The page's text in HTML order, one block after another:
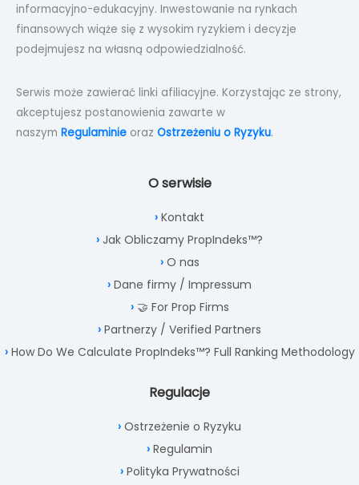
informacyjno-edukacyjny. Inwestowanie na rynkach
finansowych wiąże się z wysokim ryzykiem i decyzje
podejmujesz na własną odpowiedzialność.
Serwis może zawierać linki afiliacyjne. Korzystając ze strony,
akceptujesz postanowienia zawarte w
naszym Regulaminie oraz Ostrzeżeniu o Ryzyku.
O serwisie
Kontakt
Jak Obliczamy PropIndeks™?
O nas
Dane firmy / Impressum
🤝 For Prop Firms
Partnerzy / Verified Partners
How Do We Calculate PropIndeks™? Full Ranking Methodology
Regulacje
Ostrzeżenie o Ryzyku
Regulamin
Polityka Prywatności